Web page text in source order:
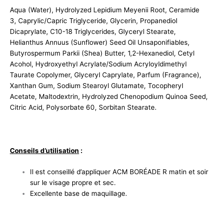
Aqua (Water), Hydrolyzed Lepidium Meyenii Root, Ceramide
3, Caprylic/Capric Triglyceride, Glycerin, Propanediol
Dicaprylate, C10-18 Triglycerides, Glyceryl Stearate,
Helianthus Annuus (Sunflower) Seed Oil Unsaponifiables,
Butyrospermum Parkii (Shea) Butter, 1,2-Hexanediol, Cetyl
Acohol, Hydroxyethyl Acrylate/Sodium Acryloyldimethyl
Taurate Copolymer, Glyceryl Caprylate, Parfum (Fragrance),
Xanthan Gum, Sodium Stearoyl Glutamate, Tocopheryl
Acetate, Maltodextrin, Hydrolyzed Chenopodium Quinoa Seed,
Citric Acid, Polysorbate 60, Sorbitan Stearate.
Conseils d’utilisation :
Il est conseillé d’appliquer ACM BORÉADE R matin et soir
sur le visage propre et sec.
Excellente base de maquillage.